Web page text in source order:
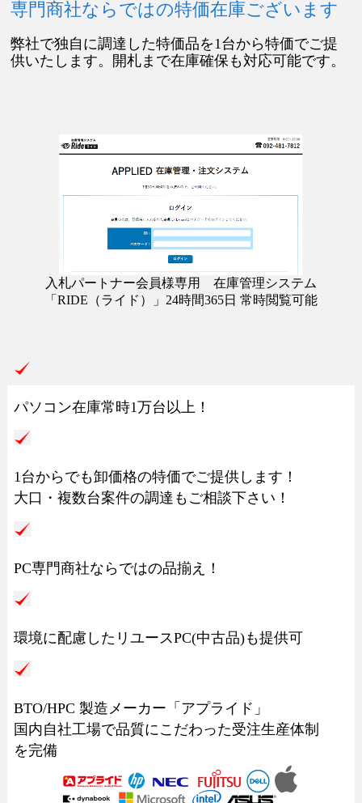
専門商社ならではの特価在庫ございます
弊社で独自に調達した特価品を1台から特価でご提
供いたします。開札まで在庫確保も対応可能です。
入札パートナー会員様専用 在庫管理システム
「RIDE（ライド）」24時間365日 常時閲覧可能
パソコン在庫常時1万台以上！
1台からでも卸価格の特価でご提供します！
大口・複数台案件の調達もご相談下さい！
PC専門商社ならではの品揃え！
環境に配慮したリユースPC(中古品)も提供可
BTO/HPC 製造メーカー「アプライド」
国内自社工場で品質にこだわった受注生産体制
を完備